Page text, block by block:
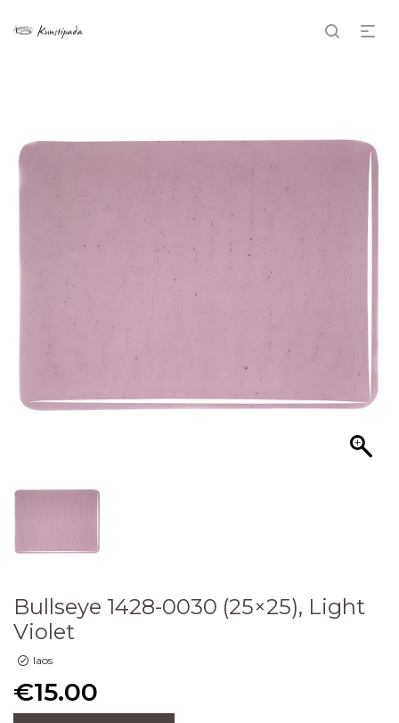
Bullseye 1428-0030 (25×25), Light
Violet
laos
€15.00